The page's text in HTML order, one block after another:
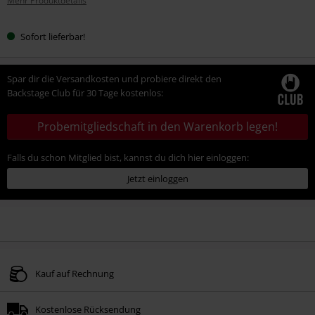
Sofort lieferbar!
Spar dir die Versandkosten und probiere direkt den
Backstage Club für 30 Tage kostenlos:
Probemitgliedschaft in den Warenkorb legen!
Falls du schon Mitglied bist, kannst du dich hier einloggen:
Jetzt einloggen
Kauf auf Rechnung
Kostenlose Rücksendung